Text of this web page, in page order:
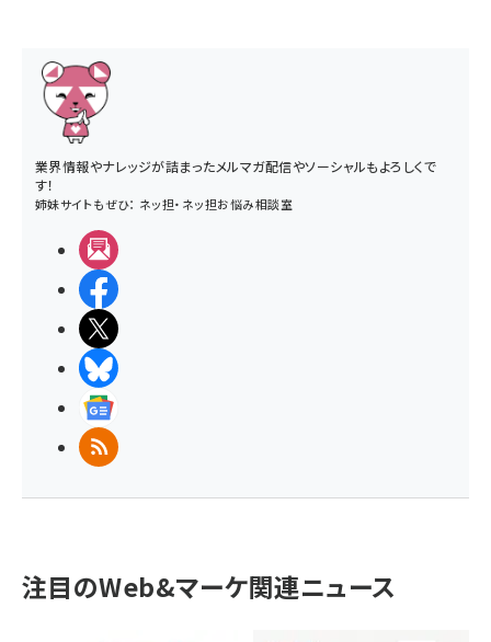
業界情報やナレッジが詰まったメルマガ配信やソーシャルもよろしくで
す！
姉妹サイトもぜひ： ネッ担・ ネッ担お悩み相談室
RSS
注目のWeb&マーケ関連ニュース